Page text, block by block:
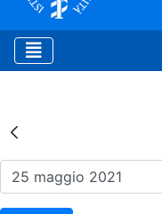
Risultati